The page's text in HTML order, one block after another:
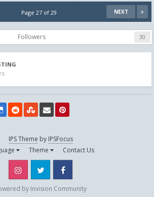
NEXT
Page 27 of 29
Followers 30
IPS Theme by IPSFocus
Theme Contact Us
Instagram Twitter
by Invision Community